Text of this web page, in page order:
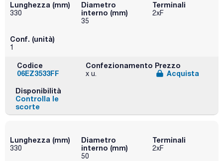
Lunghezza (mm)
330
Diametro
interno (mm)
35
Terminali
2xF
Conf. (unità)
1
Codice
06EZ3533FF
Confezionamento
x u.
Prezzo
Acquista
Disponibilità
Controlla le
scorte
Lunghezza (mm)
330
Diametro
interno (mm)
50
Terminali
2xF